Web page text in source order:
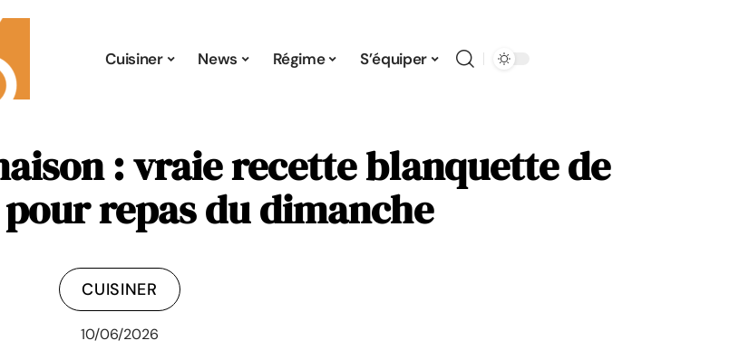
Cuisiner News Régime S’équiper
: vraie recette blanquette de
repas du dimanche
CUISINER
10/06/2026